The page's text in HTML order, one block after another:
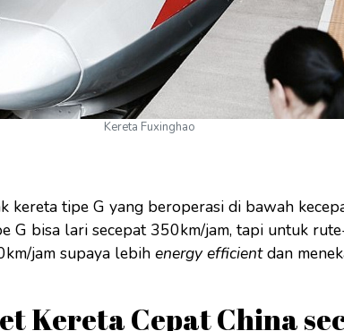
Kereta Fuxinghao
kereta tipe G yang beroperasi di bawah
G bisa lari secepat 350km/jam, tapi untuk
jam supaya lebih energy efficientdan
Kereta Cepat China